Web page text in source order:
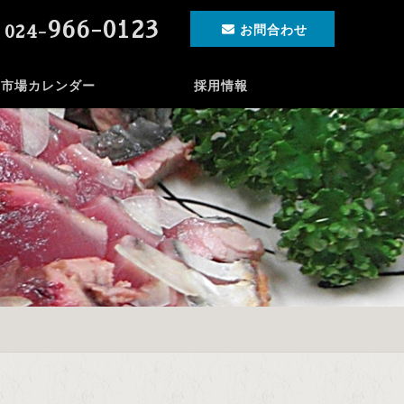
お問合わせ
024-966-0123
市場カレンダー 採用情報